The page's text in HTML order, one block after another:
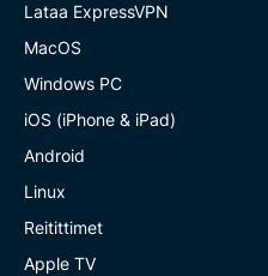
Lataa ExpressVPN
MacOS
Windows PC
iOS (iPhone & iPad)
Android
Linux
Reitittimet
Apple TV